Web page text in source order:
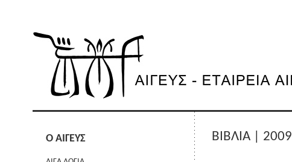
Ο ΑΙΓΕΥΣ ΒΙΒΛΙΑ | 2009